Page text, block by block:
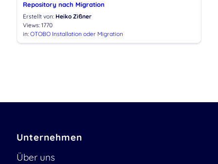
Repository nach Migration
Erstellt von: Heiko Zißner
Views: 1770
in: OTOBO Installation oder Migration
Unternehmen
Über uns